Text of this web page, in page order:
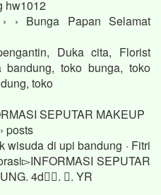
hw1012
› Bunga Papan Selamat
Duka cita, Florist
toko bunga, toko
toko
SEPUTAR MAKEUP
posts
di upi bandung · Fitri
SEPUTAR
4d󰞋󱟠. 󰟝. YR